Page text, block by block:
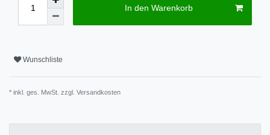
In den Warenkorb
Wunschliste
* inkl. ges. MwSt. zzgl. Versandkosten